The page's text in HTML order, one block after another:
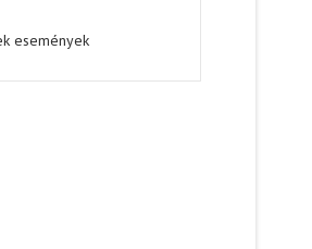
események